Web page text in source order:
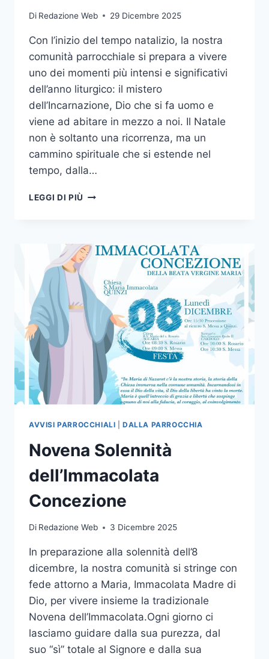
Di Redazione Web 29 Dicembre 2025
Con l’inizio del tempo natalizio, la nostra
comunità parrocchiale si prepara a vivere
uno dei momenti più intensi e significativi
dell’anno liturgico: il mistero
dell’Incarnazione, Dio che si fa uomo e
viene ad abitare in mezzo a noi. Il Natale
non è soltanto una ricorrenza, ma un
cammino spirituale che si estende nel
tempo, dalla…
LEGGI DI PIÙ
AVVISI PARROCCHIALI |DALLA PARROCCHIA
Novena Solennità
dell’Immacolata
Concezione
Di Redazione Web 3 Dicembre 2025
In preparazione alla solennità dell’8
dicembre, la nostra comunità si stringe con
fede attorno a Maria, Immacolata Madre di
Dio, per vivere insieme la tradizionale
Novena dell’Immacolata.Ogni giorno ci
lasciamo guidare dalla sua purezza, dal
suo “sì” totale al Signore e dalla sua